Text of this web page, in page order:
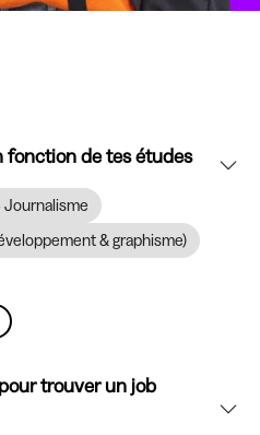
fonction de tes études
Journalisme
& graphisme)
trouver un job